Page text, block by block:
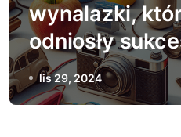
wynalazki,
odniosły
lis 29, 2024